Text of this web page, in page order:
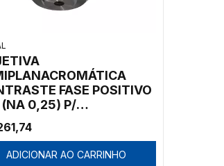
FASE POSITIVO
(NA 0,25) P/
BIOVAL
ADICIONAR AO CARRINHO